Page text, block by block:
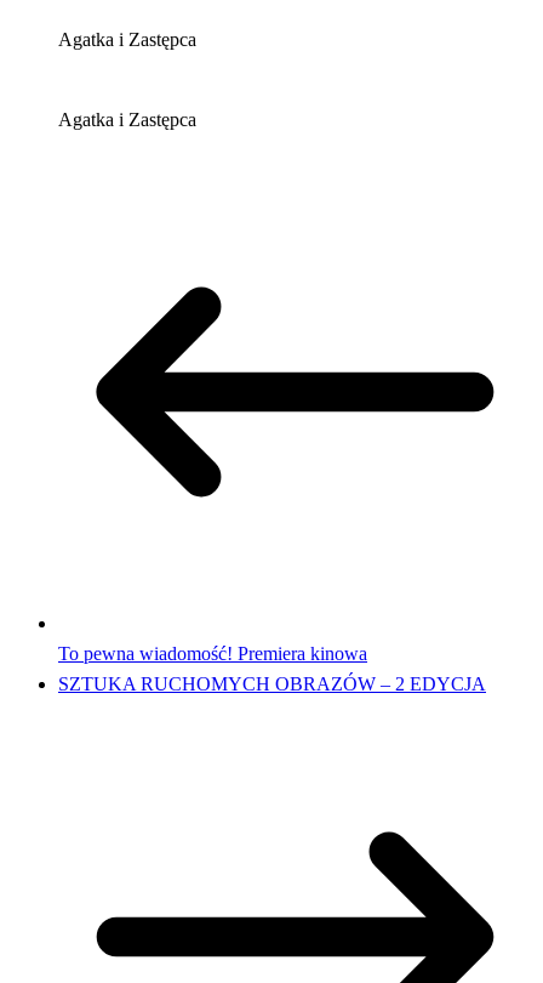
Agatka i Zastępca
Agatka i Zastępca
To pewna wiadomość! Premiera kinowa
SZTUKA RUCHOMYCH OBRAZÓW – 2 EDYCJA